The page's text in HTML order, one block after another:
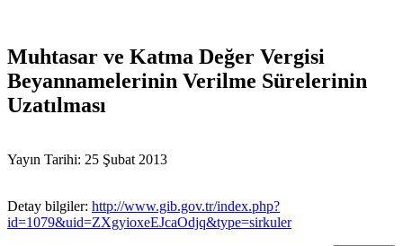
Muhtasar ve Katma Değer Vergisi
Beyannamelerinin Verilme Sürelerinin
Uzatılması
Yayın Tarihi: 25 Şubat 2013
Detay bilgiler: http://www.gib.gov.tr/index.php?
id=1079&uid=ZXgyioxeEJcaOdjq&type=sirkuler